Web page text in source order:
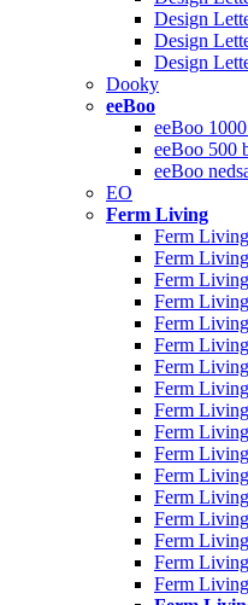
Design
Design
Design
Dooky
eeBoo
eeBoo
eeBoo 500
eeBoo
EO
Ferm Living
Ferm
Ferm
Ferm
Ferm
Ferm
Ferm
Ferm
Ferm
Ferm
Ferm
Ferm
Ferm
Ferm
Ferm
Ferm
Ferm
Ferm